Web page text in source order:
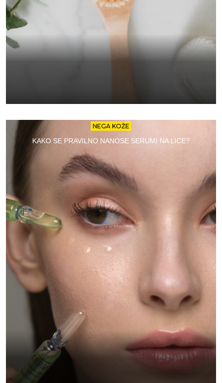
NEGA KOŽE
KAKO SE PRAVILNO NANOSE SERUMI NA LICE?